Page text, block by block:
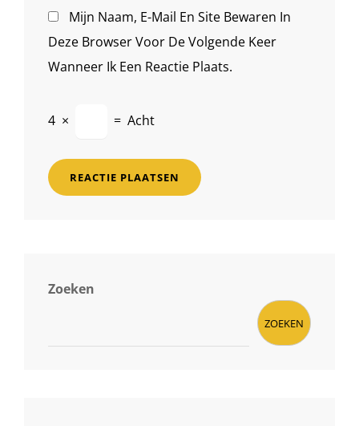
Mijn Naam, E-Mail En Site Bewaren In
Deze Browser Voor De Volgende Keer
Wanneer Ik Een Reactie Plaats.
4 × = Acht
Zoeken
ZOEKEN